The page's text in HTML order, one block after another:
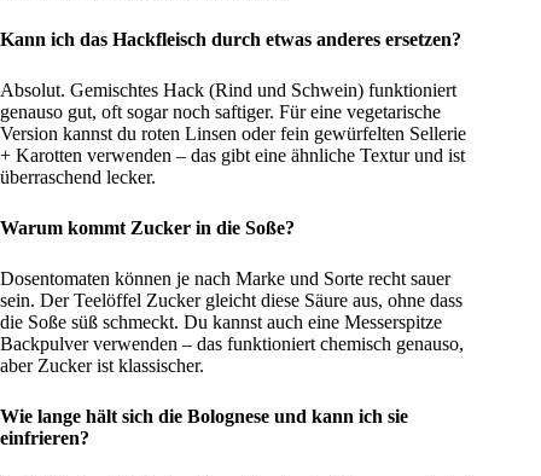
Kann ich das Hackfleisch durch etwas anderes ersetzen?
Absolut. Gemischtes Hack (Rind und Schwein) funktioniert
genauso gut, oft sogar noch saftiger. Für eine vegetarische
Version kannst du roten Linsen oder fein gewürfelten Sellerie
+ Karotten verwenden – das gibt eine ähnliche Textur und ist
überraschend lecker.
Warum kommt Zucker in die Soße?
Dosentomaten können je nach Marke und Sorte recht sauer
sein. Der Teelöffel Zucker gleicht diese Säure aus, ohne dass
die Soße süß schmeckt. Du kannst auch eine Messerspitze
Backpulver verwenden – das funktioniert chemisch genauso,
aber Zucker ist klassischer.
Wie lange hält sich die Bolognese und kann ich sie
einfrieren?